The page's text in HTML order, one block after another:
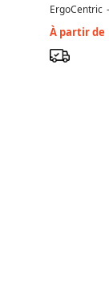
Hauteur -
ErgoCentric -
À partir de